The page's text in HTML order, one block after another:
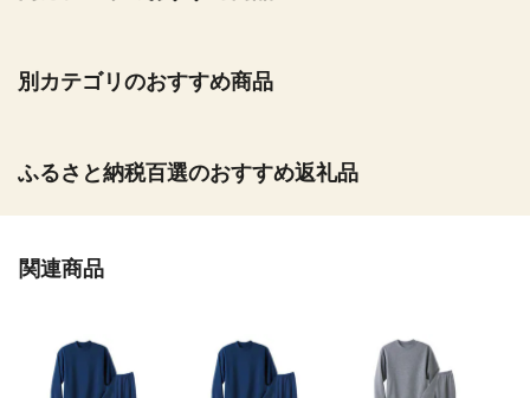
別カテゴリのおすすめ商品
ふるさと納税百選のおすすめ返礼品
関連商品